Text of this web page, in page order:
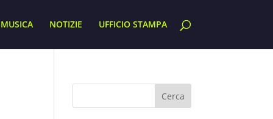
MUSICA NOTIZIE UFFICIO STAMPA
Cerca